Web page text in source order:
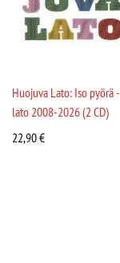
Huojuva Lato: Iso pyörä
lato 2008-2026 (2 CD)
22,90€